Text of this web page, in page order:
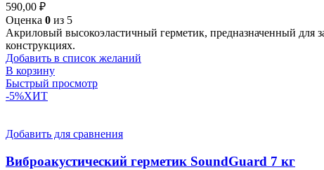
590,00 ₽
Оценка 0 из 5
Акриловый высокоэластичный герметик, предназначенный для
конструкциях.
Добавить в список желаний
В корзину
Быстрый просмотр
-5%ХИТ
Добавить для сравнения
Виброакустический герметик SoundGuard 7 кг